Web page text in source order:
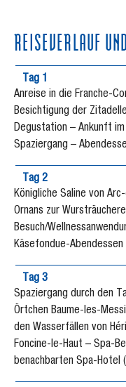
REISEVERLAUF
Tag 1
Anreise in die Franche-
Besichtigung der
Degustation – Ankunft
Spaziergang –
Tag 2
Königliche Saline von
Ornans zur
Besuch/
Käsefondue-Abendessen
Tag 3
Spaziergang durch den
Örtchen Baume-les-
den Wasserfällen von
Foncine-le-Haut – Spa-
benachbarten Spa-Hotel